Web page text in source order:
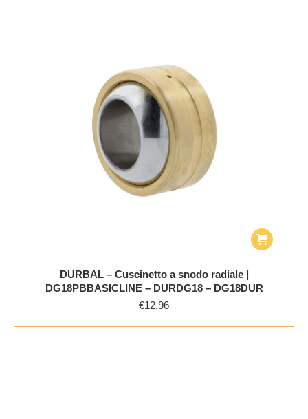
DURBAL – Cuscinetto a snodo radiale |
DG18PBBASICLINE – DURDG18 – DG18DUR
€12,96